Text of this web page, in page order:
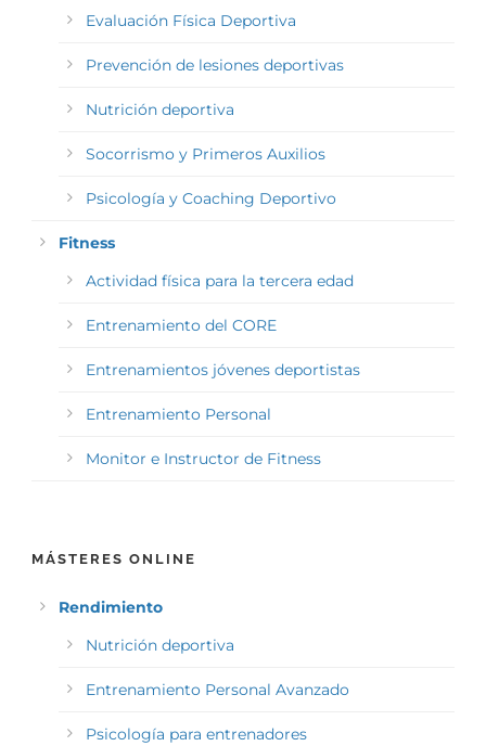
Evaluación Física Deportiva
Prevención de lesiones deportivas
Nutrición deportiva
Socorrismo y Primeros Auxilios
Psicología y Coaching Deportivo
Fitness
Actividad física para la tercera edad
Entrenamiento del CORE
Entrenamientos jóvenes deportistas
Entrenamiento Personal
Monitor e Instructor de Fitness
MÁSTERES ONLINE
Rendimiento
Nutrición deportiva
Entrenamiento Personal Avanzado
Psicología para entrenadores